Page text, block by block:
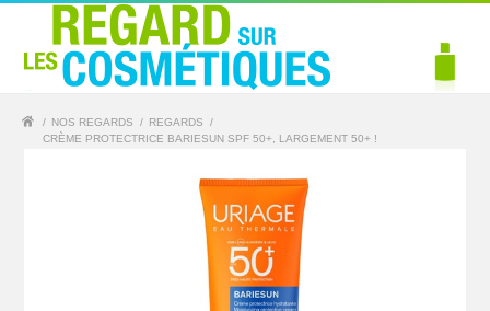
/ NOS REGARDS / REGARDS
/
CRÈME PROTECTRICE BARIESUN SPF 50+, LARGEMENT 50+ !